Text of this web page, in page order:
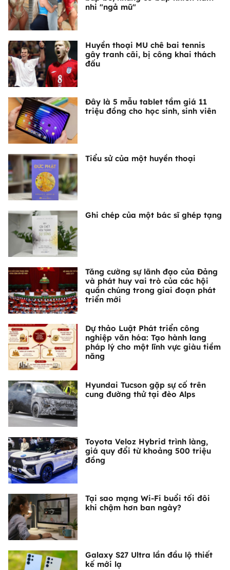
nhi "ngả mũ"
Huyền thoại MU chê bai tennis
gây tranh cãi, bị công khai thách
đấu
Đây là 5 mẫu tablet tầm giá 11
triệu đồng cho học sinh, sinh viên
Tiểu sử của một huyền thoại
Ghi chép của một bác sĩ ghép tạng
Tăng cường sự lãnh đạo của Đảng
và phát huy vai trò của các hội
quần chúng trong giai đoạn phát
triển mới
Dự thảo Luật Phát triển công
nghiệp văn hóa: Tạo hành lang
pháp lý cho một lĩnh vực giàu tiềm
năng
Hyundai Tucson gặp sự cố trên
cung đường thử tại đèo Alps
Toyota Veloz Hybrid trình làng,
giá quy đổi từ khoảng 500 triệu
đồng
Tại sao mạng Wi-Fi buổi tối đôi
khi chậm hơn ban ngày?
Galaxy S27 Ultra lần đầu lộ thiết
kế mới lạ